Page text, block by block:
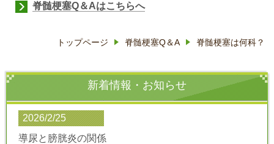
脊髄梗塞Q＆Aはこちらへ
トップページ 脊髄梗塞Q＆A 脊髄梗塞は何科？
新着情報・お知らせ
2026/2/25
導尿と膀胱炎の関係